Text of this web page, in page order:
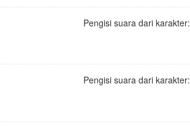
Pengisi suara dari karakter:
Pengisi suara dari karakter: